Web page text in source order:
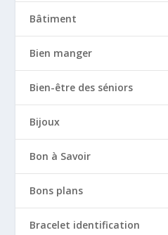
Bâtiment
Bien manger
Bien-être des séniors
Bijoux
Bon à Savoir
Bons plans
Bracelet identification